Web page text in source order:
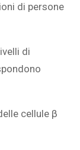
di persone
di
cellule β